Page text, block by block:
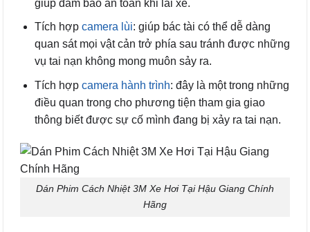
giúp đảm bảo an toàn khi lái xe.
Tích hợp camera lùi: giúp bác tài có thể dễ dàng
quan sát mọi vật cản trở phía sau tránh được những
vụ tai nạn không mong muôn sảy ra.
Tích hợp camera hành trình: đây là một trong những
điều quan trong cho phương tiện tham gia giao
thông biết được sự cố mình đang bị xảy ra tai nạn.
Dán Phim Cách Nhiệt 3M Xe Hơi Tại Hậu Giang Chính
Hãng